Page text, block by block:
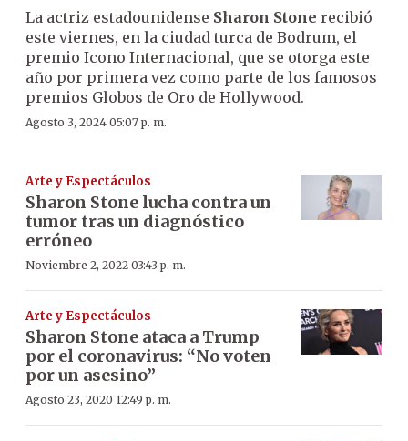
La actriz estadounidense Sharon Stone recibió
este viernes, en la ciudad turca de Bodrum, el
premio Icono Internacional, que se otorga este
año por primera vez como parte de los famosos
premios Globos de Oro de Hollywood.
Agosto 3, 2024 05:07 p. m.
Arte y Espectáculos
Sharon Stone lucha contra un
tumor tras un diagnóstico
erróneo
Noviembre 2, 2022 03:43 p. m.
Arte y Espectáculos
Sharon Stone ataca a Trump
por el coronavirus: “No voten
por un asesino”
Agosto 23, 2020 12:49 p. m.